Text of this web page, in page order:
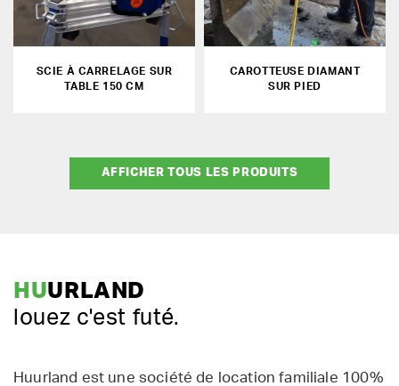
SCIE À CARRELAGE SUR
TABLE 150 CM
CAROTTEUSE DIAMANT
SUR PIED
AFFICHER TOUS LES PRODUITS
HUURLAND
louez c'est futé.
Huurland est une société de location familiale 100%